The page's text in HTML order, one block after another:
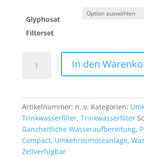
Glyphosat
Filterset
Power
In den
Artikelnummer: n. v. Kategorien:
Trinkwasserfilter, Trinkwasserfilter
Ganzheitliche Wasseraufbereitung,
Compact, Umkehrosmoseanlage,
Zellverfügbar